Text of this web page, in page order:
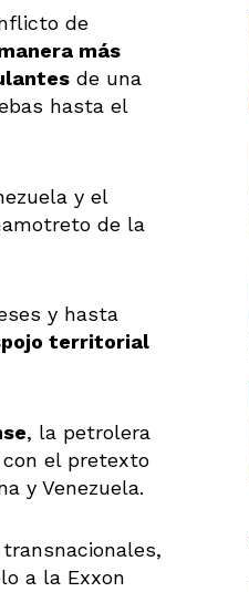
de
más
de una
hasta el
y el
de la
y hasta
territorial
, la petrolera
con el pretexto
y Venezuela.
a la Exxon